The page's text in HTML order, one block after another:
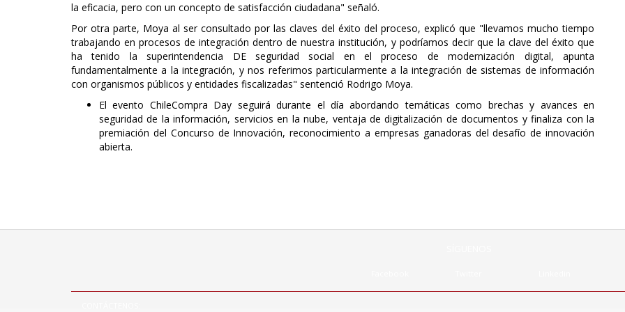
la eficacia, pero con un concepto de satisfacción ciudadana" señaló.
Por otra parte, Moya al ser consultado por las claves del éxito del proceso, explicó que "llevamos mucho tiempo
trabajando en procesos de integración dentro de nuestra institución, y podríamos decir que la clave del éxito que
ha tenido la superintendencia DE seguridad social en el proceso de modernización digital, apunta
fundamentalmente a la integración, y nos referimos particularmente a la integración de sistemas de información
con organismos públicos y entidades fiscalizadas" sentenció Rodrigo Moya.
El evento ChileCompra Day seguirá durante el día abordando temáticas como brechas y avances en
seguridad de la información, servicios en la nube, ventaja de digitalización de documentos y finaliza con la
premiación del Concurso de Innovación, reconocimiento a empresas ganadoras del desafío de innovación
abierta.